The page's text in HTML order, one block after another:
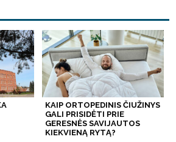
KAIP ORTOPEDINIS ČIUŽINYS
GALI PRISIDĖTI PRIE
GERESNĖS SAVIJAUTOS
KIEKVIENĄ RYTĄ?